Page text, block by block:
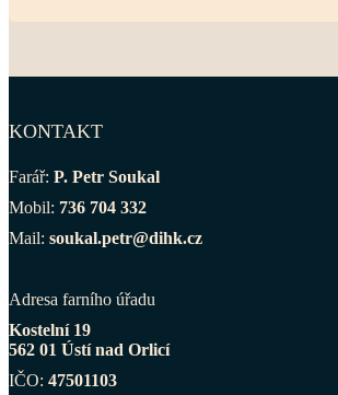
KONTAKT
Farář: P. Petr Soukal
Mobil: 736 704 332
Mail: soukal.petr@dihk.cz
Adresa farního úřadu
Kostelní 19
562 01 Ústí nad Orlicí
IČO: 47501103